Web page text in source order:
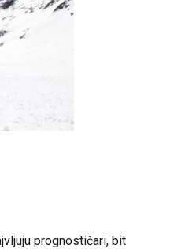
prognostičari, bit